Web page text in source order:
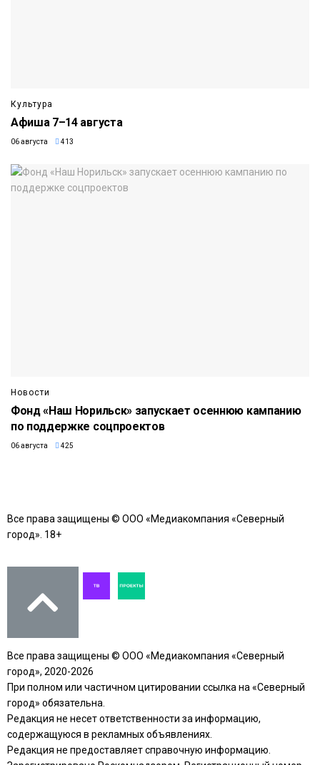
Культура
Афиша 7–14 августа
06 августа 413
Новости
Фонд «Наш Норильск» запускает осеннюю кампанию
по поддержке соцпроектов
06 августа 425
Все права защищены © ООО «Медиакомпания «Северный
город». 18+
Все права защищены © ООО «Медиакомпания «Северный
город», 2020-2026
При полном или частичном цитировании ссылка на «Северный
город» обязательна.
Редакция не несет ответственности за информацию,
содержащуюся в рекламных объявлениях.
Редакция не предоставляет справочную информацию.